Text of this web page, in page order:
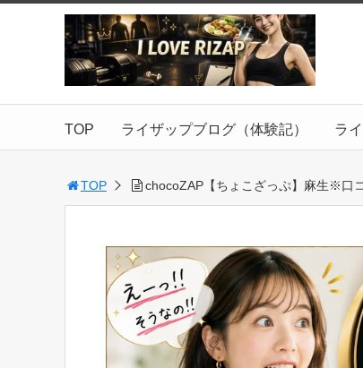
TOP ライザップブログ（体験記） ラ
TOP chocoZAP【ちょこざっぷ】麻生※口